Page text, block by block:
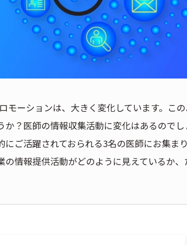
モーションは、大きく変化しています。この
？医師の情報収集活動に変化はあるのでし
ご活躍されておられる3名の医師にお集ま
情報提供活動がどのように見えているか、